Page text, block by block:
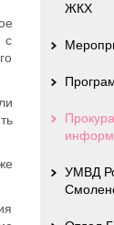
с
ЖКХ
УМВД